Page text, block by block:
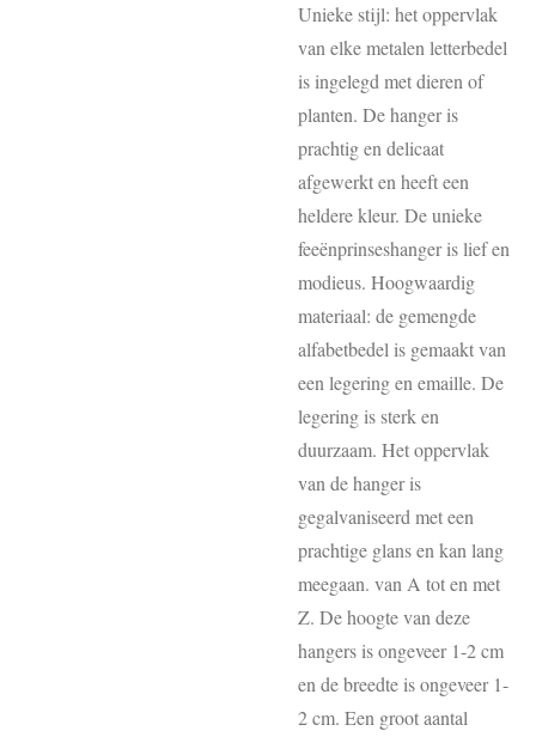
Unieke stijl: het oppervlak
van elke metalen letterbedel
is ingelegd met dieren of
planten. De hanger is
prachtig en delicaat
afgewerkt en heeft een
heldere kleur. De unieke
feeënprinseshanger is lief en
modieus. Hoogwaardig
materiaal: de gemengde
alfabetbedel is gemaakt van
een legering en emaille. De
legering is sterk en
duurzaam. Het oppervlak
van de hanger is
gegalvaniseerd met een
prachtige glans en kan lang
meegaan. van A tot en met
Z. De hoogte van deze
hangers is ongeveer 1-2 cm
en de breedte is ongeveer 1-
2 cm. Een groot aantal